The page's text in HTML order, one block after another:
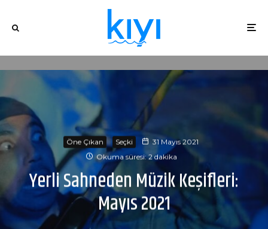
Öne Çıkan Seçki
31 Mayıs 2021
Okuma süresi: 2 dakika
Yerli Sahneden Müzik Keşifleri:
Mayıs 2021